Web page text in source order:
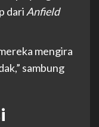
dariAnfield
mengira
sambung